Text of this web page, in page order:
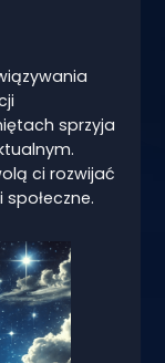
sprzyja
ci rozwijać